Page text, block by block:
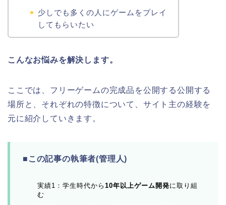
少しでも多くの人にゲームをプレイ
してもらいたい
こんなお悩みを解決します。
ここでは、フリーゲームの完成品を公開する公開する
場所と、それぞれの特徴について、サイト主の経験を
元に紹介していきます。
■この記事の執筆者(管理人)
実績1：学生時代から 10年以上ゲーム開発に取り組
む